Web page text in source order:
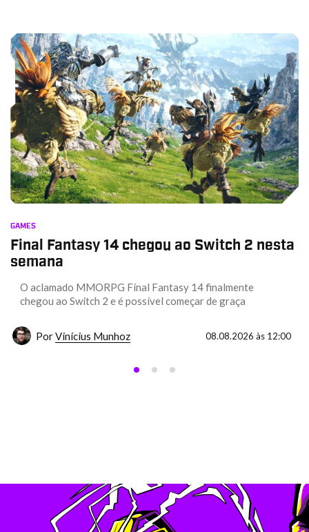
GAMES
Final Fantasy 14 chegou ao Switch 2 nesta
semana
O aclamado MMORPG Final Fantasy 14 finalmente
chegou ao Switch 2 e é possível começar de graça
PorVinícius Munhoz 08.08.2026 às 12:00